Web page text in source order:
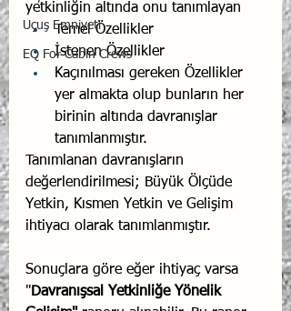
Uçuş Emniyeti
EQ For Cabin Crews
yetkinliğin altında onu tanımlayan
Temel Özellikler
İstenen Özellikler
Kaçınılması gereken Özellikler
yer almakta olup bunların her
birinin altında davranışlar
tanımlanmıştır.
Tanımlanan davranışların
değerlendirilmesi; Büyük Ölçüde
Yetkin, Kısmen Yetkin ve Gelişim
ihtiyacı olarak tanımlanmıştır.
Sonuçlara göre eğer ihtiyaç varsa
"Davranışsal Yetkinliğe Yönelik